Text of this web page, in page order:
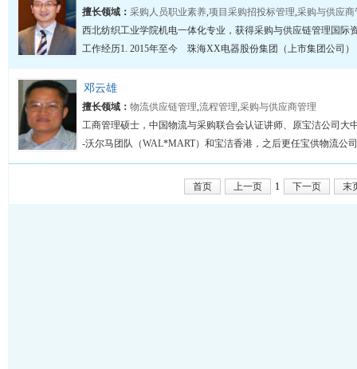
擅长领域： 采购人员职业素养,项目采购招投标管理,采购与供应商
西北纺织工业学院机电一体化专业，获得采购与供应链管理国际
工作经历1. 2015年至今 珠海XX电器股份集团（上市集团公司
邓云雄
擅长领域： 物流供应链管理,流程管理,采购与供应商管理
工商管理硕士，中国物流与采购联合会认证讲师、原宝洁公司大
-沃尔马团队（WAL*MART）和宝洁香港，之后更任宝供物流公
首页 上一页 1 下一页 末